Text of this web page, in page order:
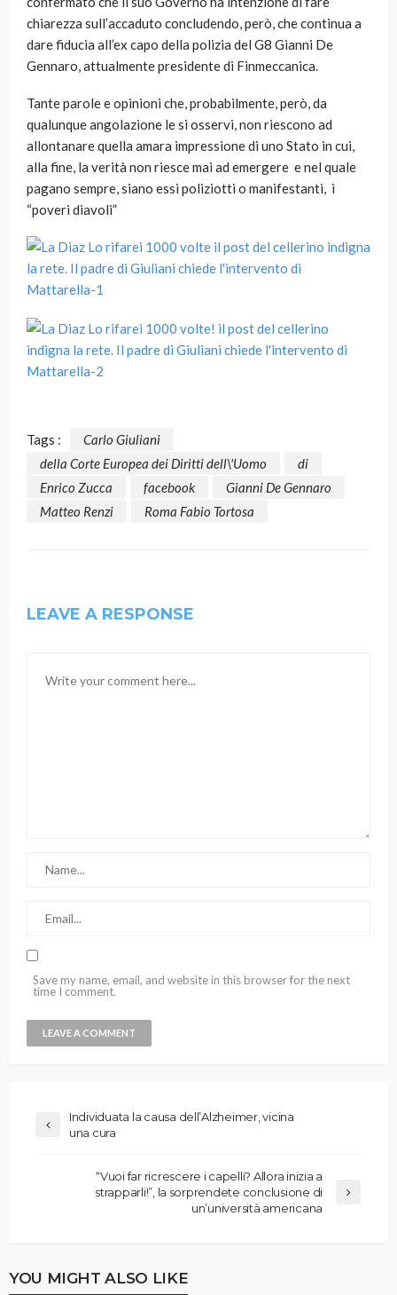
chiarezza sull’accaduto concludendo, però, che continua a
dare fiducia all’ex capo della polizia del G8 Gianni De
Gennaro, attualmente presidente di Finmeccanica.
Tante parole e opinioni che, probabilmente, però, da
qualunque angolazione le si osservi, non riescono ad
allontanare quella amara impressione di uno Stato in cui,
alla fine, la verità non riesce mai ad emergere e nel quale
pagano sempre, siano essi poliziotti o manifestanti, i
“poveri diavoli”
Tags :
Carlo Giuliani
della Corte Europea dei Diritti dell\'Uomo
di
Enrico Zucca
facebook
Gianni De Gennaro
Matteo Renzi
Roma Fabio Tortosa
LEAVE A RESPONSE
Save my name, email, and website in this browser for the next
time I comment.
Individuata la causa dell’Alzheimer, vicina
una cura
“Vuoi far ricrescere i capelli? Allora inizia a
strapparli!”, la sorprendete conclusione di
un’università americana
YOU MIGHT ALSO LIKE